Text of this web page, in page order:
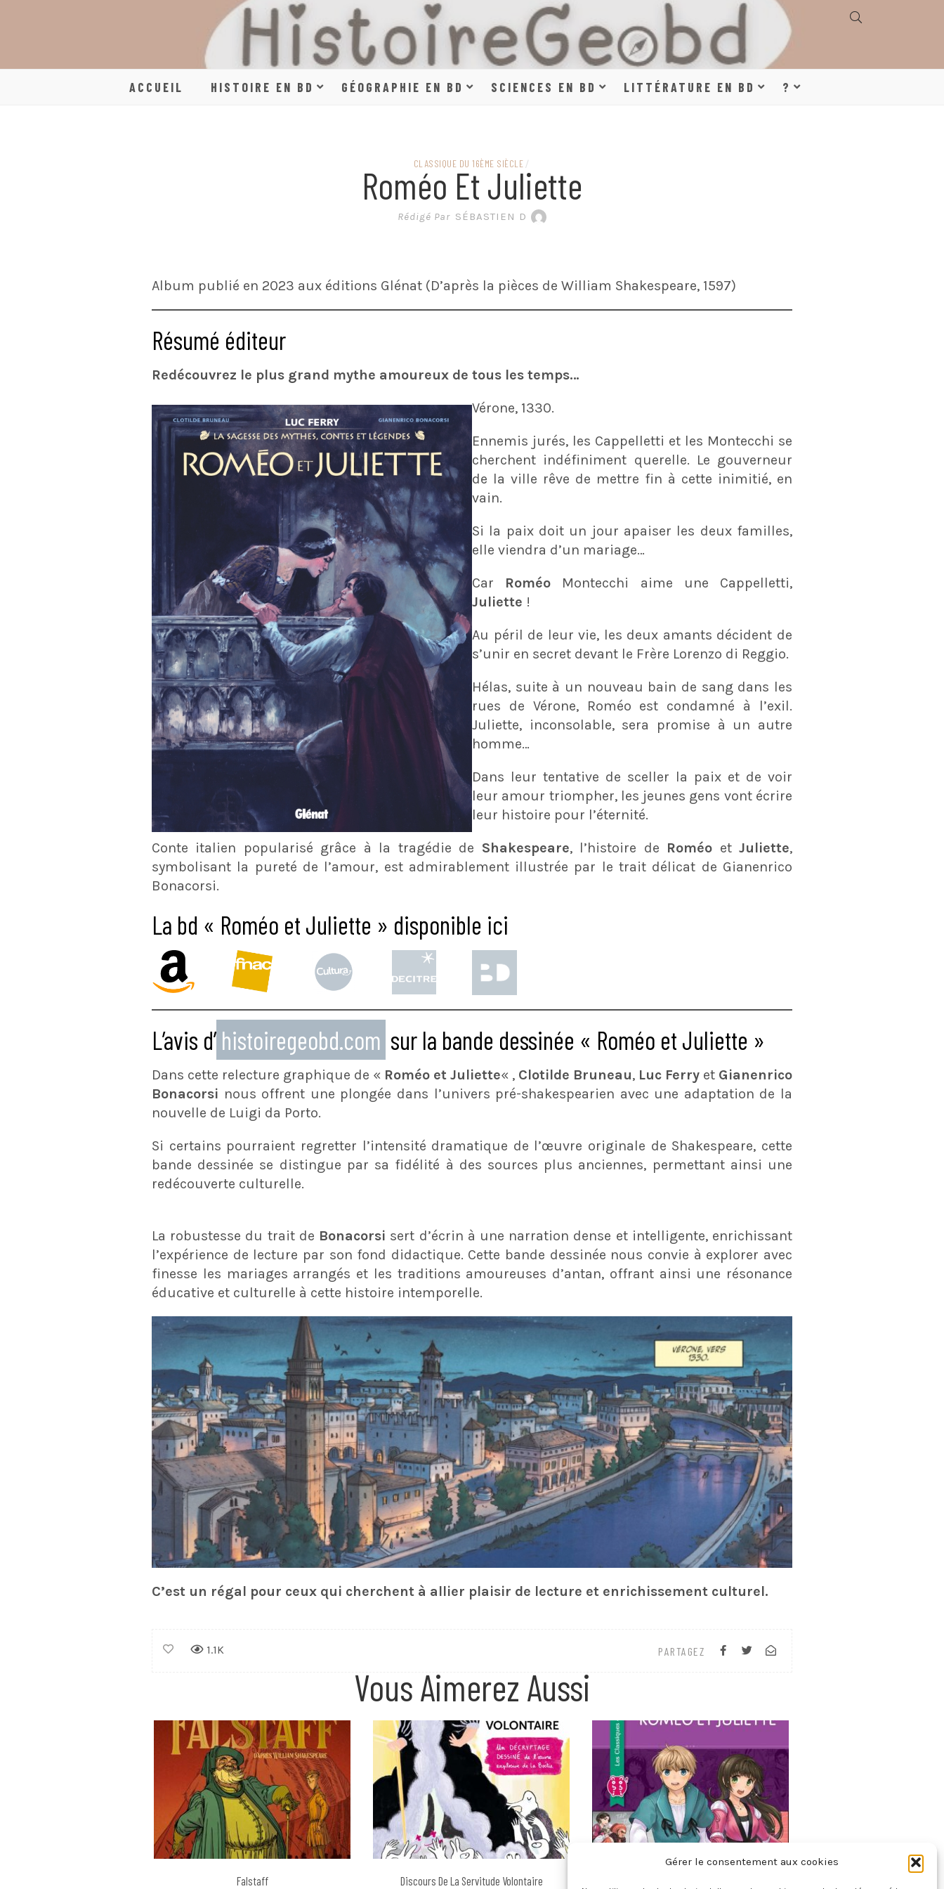
Gérer le consentement aux cookies
HISTOIRE, GÉOGRAPHIE,
SCIENCES, LITTÉRATURE
EN BANDE DESSINÉE
ACCUEIL HISTOIRE EN BD GÉOGRAPHIE EN BD SCIENCES EN BD LITTÉRATURE EN BD ?
CLASSIQUE DU 16ÈME SIÈCLE /
Roméo Et Juliette
Rédigé Par SÉBASTIEN D
Album publié en 2023 aux éditions Glénat (D’après la pièces de William Shakespeare, 1597)
Résumé éditeur
Redécouvrez le plus grand mythe amoureux de tous les temps…
Vérone, 1330.
Ennemis jurés, les Cappelletti et les Montecchi se
cherchent indéfiniment querelle. Le gouverneur
de la ville rêve de mettre fin à cette inimitié, en
vain.
Si la paix doit un jour apaiser les deux familles,
elle viendra d’un mariage…
Car Roméo Montecchi aime une Cappelletti,
Juliette !
Au péril de leur vie, les deux amants décident de
s’unir en secret devant le Frère Lorenzo di Reggio.
Hélas, suite à un nouveau bain de sang dans les
rues de Vérone, Roméo est condamné à l’exil.
Juliette, inconsolable, sera promise à un autre
homme…
Dans leur tentative de sceller la paix et de voir
leur amour triompher, les jeunes gens vont écrire
leur histoire pour l’éternité.
Conte italien popularisé grâce à la tragédie de Shakespeare, l’histoire de Roméo etJuliette,
symbolisant la pureté de l’amour, est admirablement illustrée par le trait délicat de Gianenrico
Bonacorsi.
La bd « Roméo et Juliette » disponible ici
L’avis d’ histoiregeobd.com sur la bande dessinée « Roméo et Juliette »
Dans cette relecture graphique de « Roméo et Juliette« , Clotilde Bruneau, Luc Ferry et Gianenrico
Bonacorsi nous offrent une plongée dans l’univers pré-shakespearien avec une adaptation de la
nouvelle de Luigi da Porto.
Si certains pourraient regretter l’intensité dramatique de l’œuvre originale de Shakespeare, cette
bande dessinée se distingue par sa fidélité à des sources plus anciennes, permettant ainsi une
redécouverte culturelle.
La robustesse du trait de Bonacorsi sert d’écrin à une narration dense et intelligente, enrichissant
l’expérience de lecture par son fond didactique. Cette bande dessinée nous convie à explorer avec
finesse les mariages arrangés et les traditions amoureuses d’antan, offrant ainsi une résonance
éducative et culturelle à cette histoire intemporelle.
C’est un régal pour ceux qui cherchent à allier plaisir de lecture et enrichissement culturel.
PARTAGEZ
1.1K
Vous Aimerez Aussi
Falstaff Discours De La Servitude Volontaire